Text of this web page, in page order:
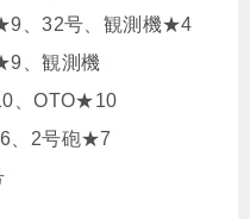
、32号、観測機★4
、観測機
、OTO★10
、2号砲★7